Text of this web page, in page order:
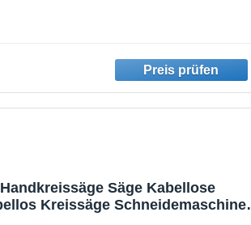
Säge Kabellose
Kreissäge Schneidemaschine,